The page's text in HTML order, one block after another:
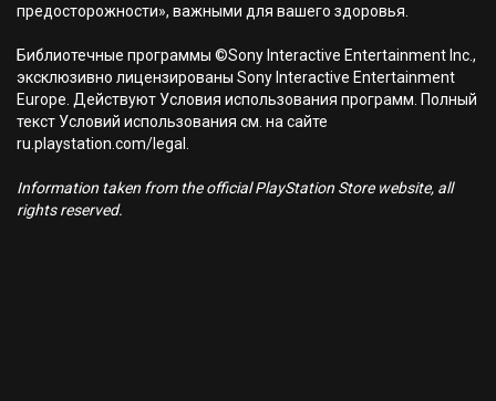
предосторожности», важными для вашего здоровья.
Библиотечные программы ©Sony Interactive Entertainment Inc.,
эксклюзивно лицензированы Sony Interactive Entertainment
Europe. Действуют Условия использования программ. Полный
текст Условий использования см. на сайте
ru.playstation.com/legal.
Information taken from the official PlayStation Store website, all
rights reserved.